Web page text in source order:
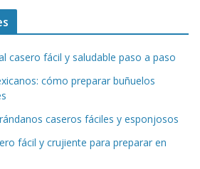
casero fácil y saludable paso a paso
cómo preparar buñuelos
caseros fáciles y esponjosos
fácil y crujiente para preparar en